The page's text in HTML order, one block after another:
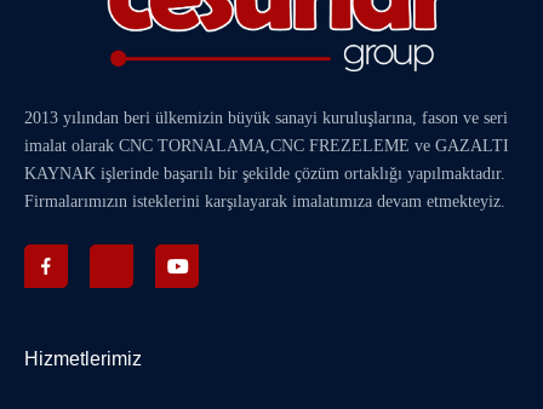
2013 yılından beri ülkemizin büyük sanayi kuruluşlarına, fason ve seri
imalat olarak CNC TORNALAMA CNC FREZELEME ve GAZALTI
KAYNAK işlerinde başarılı bir şekilde çözüm ortaklığı yapılmaktadır.
Firmalarımızın isteklerini karşılayarak imalatımıza devam etmekteyiz.
Hizmetlerimiz